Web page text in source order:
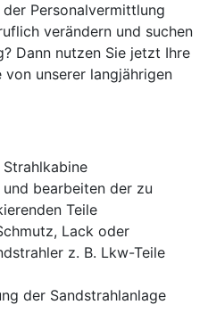
Personalvermittlung
verändern und suchen
Dann nutzen Sie jetzt Ihre
unserer langjährigen
bearbeiten der zu
Teile
Lack oder
z. B. Lkw-Teile
der Sandstrahlanlage